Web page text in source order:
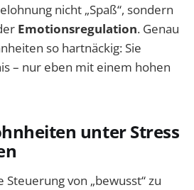
nicht „Spaß“, sondern
Emotionsregulation. Genau
so hartnäckig: Sie
– nur eben mit einem hohen
unter Stress
Steuerung von „bewusst“ zu